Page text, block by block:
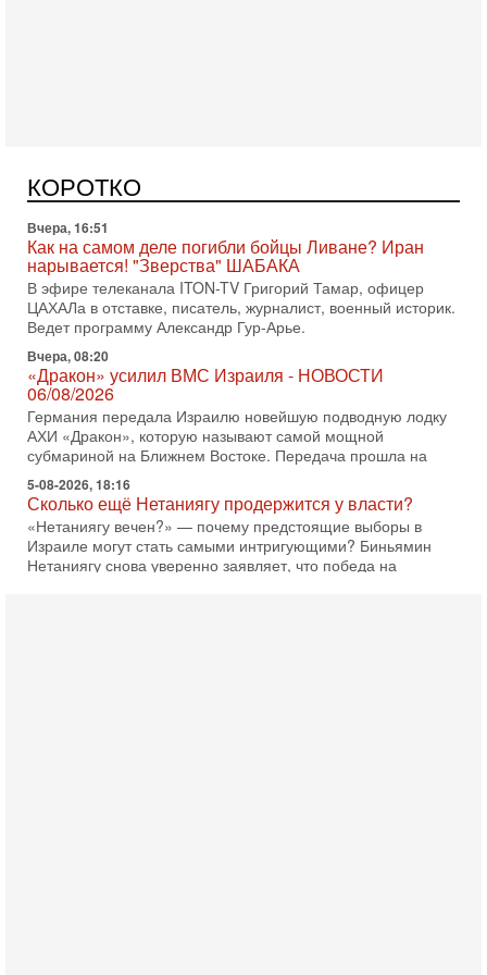
КОРОТКО
АХИ «Дракон» (Drakon), которая уже стала самой дорогой
субмариной в истории ЦАХАЛ. Но почему её
Вчера, 16:51
Как на самом деле погибли бойцы Ливане? Иран
нарывается! "Зверства" ШАБАКА
В эфире телеканала ITON-TV Григорий Тамар, офицер
ЦАХАЛа в отставке, писатель, журналист, военный историк.
Ведет программу Александр Гур-Арье.
Вчера, 08:20
«Дракон» усилил ВМС Израиля - НОВОСТИ
06/08/2026
Германия передала Израилю новейшую подводную лодку
АХИ «Дракон», которую называют самой мощной
субмариной на Ближнем Востоке. Передача прошла на
5-08-2026, 18:16
Сколько ещё Нетаниягу продержится у власти?
«Нетаниягу вечен?» — почему предстоящие выборы в
Израиле могут стать самыми интригующими? Биньямин
Нетаниягу снова уверенно заявляет, что победа на